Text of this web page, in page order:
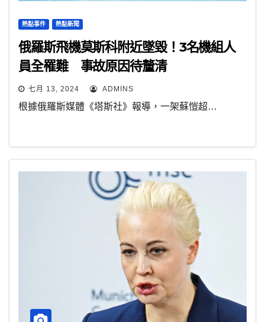
熱點事件 熱點新聞
俄羅斯飛機莫斯科附近墜毀！3名機組人
員全罹難 事故原因待釐清
七月 13, 2024 ADMINS
根據俄羅斯媒體《塔斯社》報導，一架蘇愷超…